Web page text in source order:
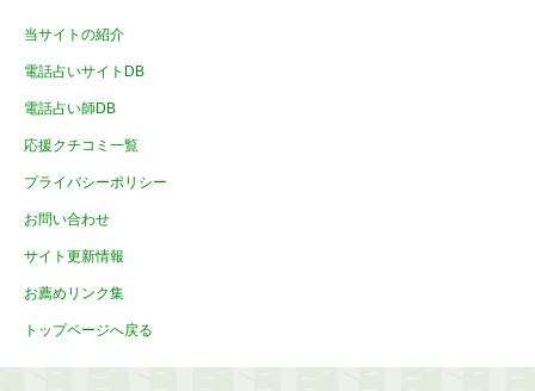
当サイトの紹介
電話占いサイトDB
電話占い師DB
応援クチコミ一覧
プライバシーポリシー
お問い合わせ
サイト更新情報
お薦めリンク集
トップページへ戻る